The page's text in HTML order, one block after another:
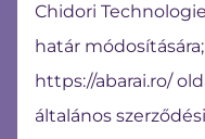
Chidori
határ
https://abarai.ro/
általános